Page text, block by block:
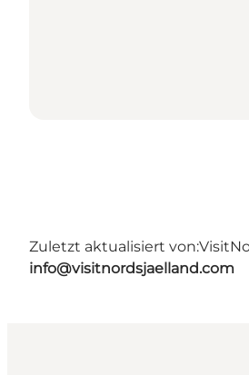
Zuletzt aktualisiert von:
info@visitnordsjaelland.com